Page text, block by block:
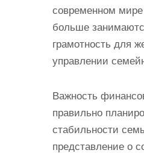
современном
больше
грамотность для
управлении
Важность
правильно
стабильности
представление о